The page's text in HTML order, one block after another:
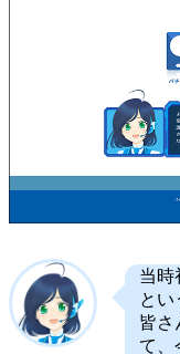
当時
とい
皆さ
て、